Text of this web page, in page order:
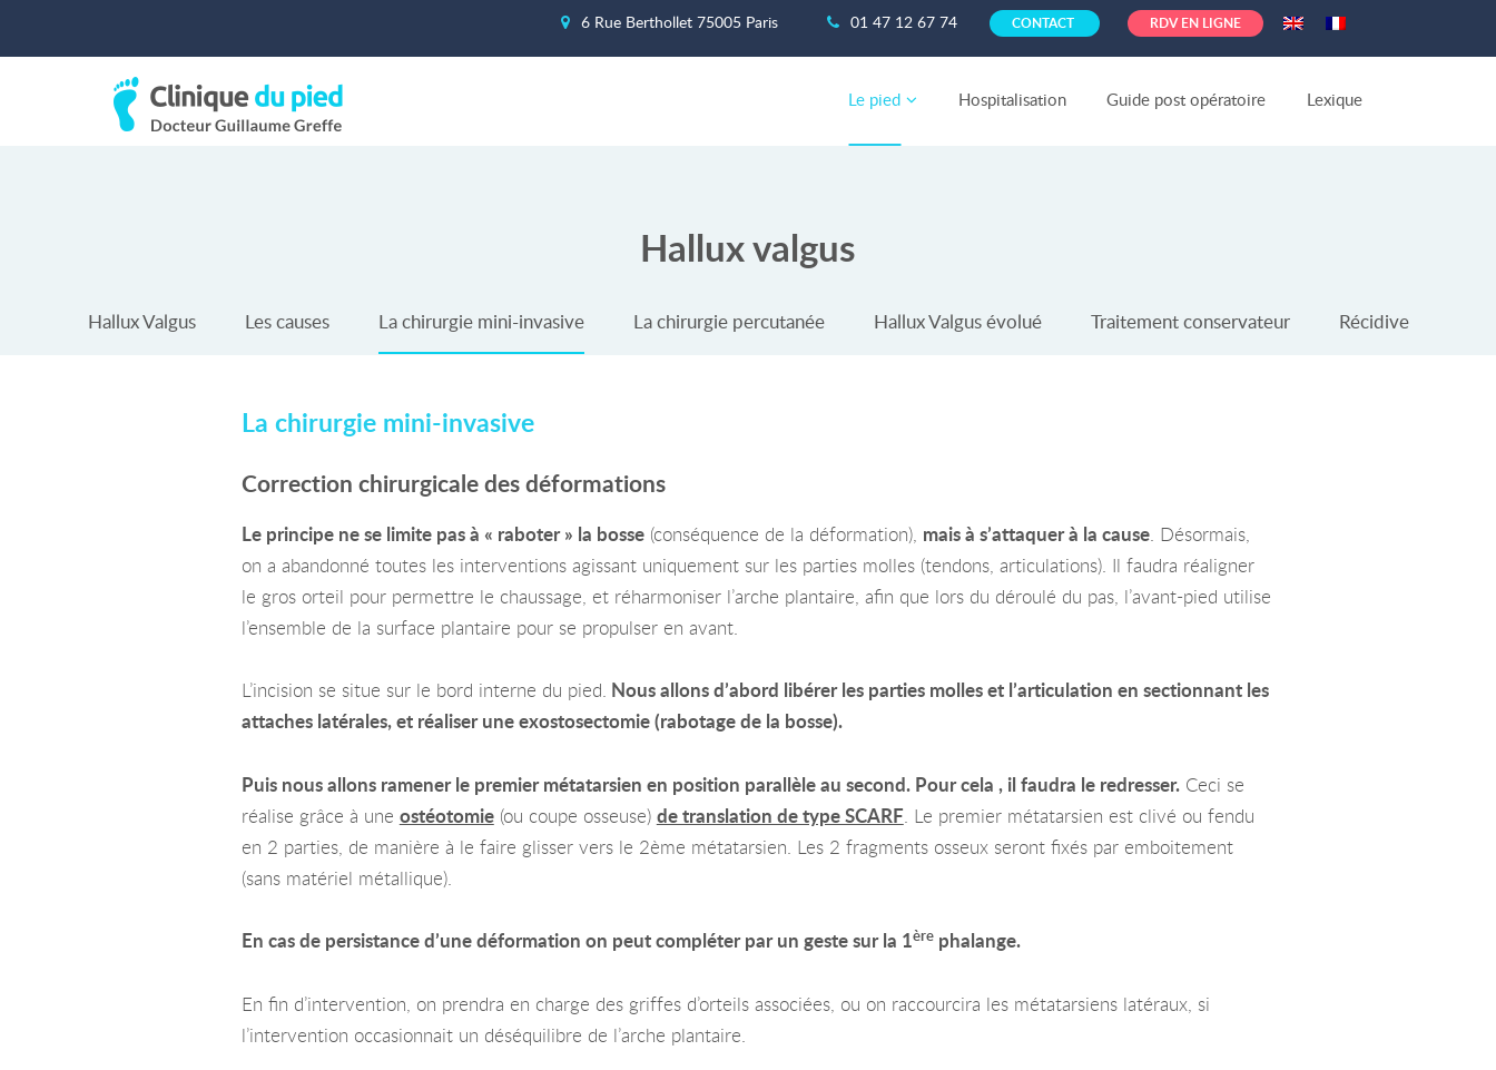
6 Rue Berthollet 75005 Paris 01 47 12 67 74 CONTACT RDV EN LIGNE
Le pied Hospitalisation Guide post opératoire Lexique
Hallux valgus
Hallux Valgus Les causes La chirurgie mini-invasive La chirurgie percutanée Hallux Valgus évolué Traitement conservateur Récidive
La chirurgie mini-invasive
Correction chirurgicale des déformations
Le principe ne se limite pas à « raboter » la bosse(conséquence de la déformation), mais à s’attaquer à la cause. Désormais,
on a abandonné toutes les interventions agissant uniquement sur les parties molles (tendons, articulations). Il faudra réaligner
le gros orteil pour permettre le chaussage, et réharmoniser l’arche plantaire, afin que lors du déroulé du pas, l’avant-pied utilise
l’ensemble de la surface plantaire pour se propulser en avant.
L’incision se situe sur le bord interne du pied.
Nous allons d’abord libérer les parties molles et l’articulation en sectionnant les
attaches latérales, et réaliser une exostosectomie (rabotage de la bosse).
Puis nous allons ramener le premier métatarsien en position parallèle au second. Pour cela , il faudra le redresser.Ceci se
réalise grâce à une ostéotomie(ou coupe osseuse) de translation de type SCARF . Le premier métatarsien est clivé ou fendu
en 2 parties, de manière à le faire glisser vers le 2ème métatarsien. Les 2 fragments osseux seront fixés par emboitement
(sans matériel métallique).
En cas de persistance d’une déformation on peut compléter par un geste sur la 1èrephalange.
En fin d’intervention, on prendra en charge des griffes d’orteils associées, ou on raccourcira les métatarsiens latéraux, si
l’intervention occasionnait un déséquilibre de l’arche plantaire.